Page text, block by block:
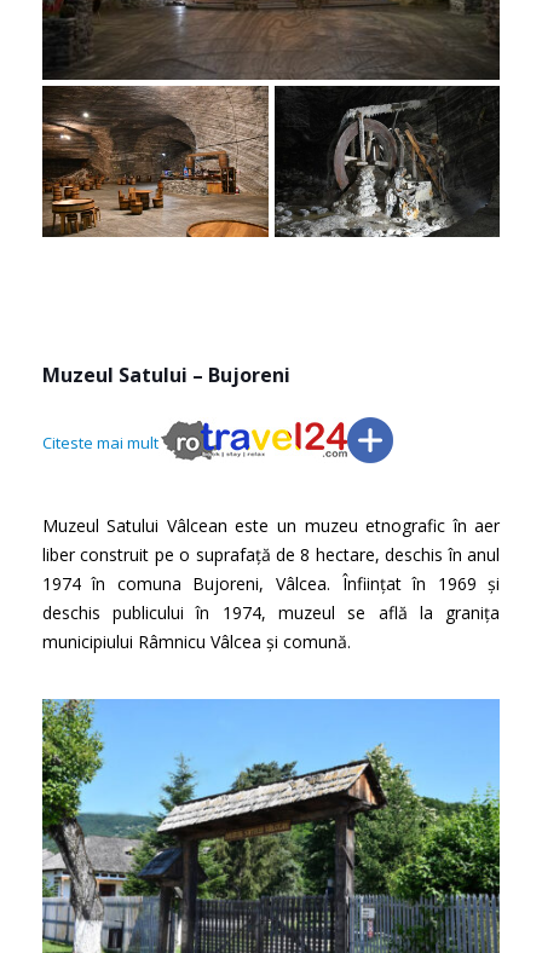
Muzeul Satului – Bujoreni
Citeste mai mult
Muzeul Satului Vâlcean este un muzeu etnografic în aer
liber construit pe o suprafață de 8 hectare, deschis în anul
1974 în comuna Bujoreni, Vâlcea. Înființat în 1969 și
deschis publicului în 1974, muzeul se află la granița
municipiului Râmnicu Vâlcea și comună.